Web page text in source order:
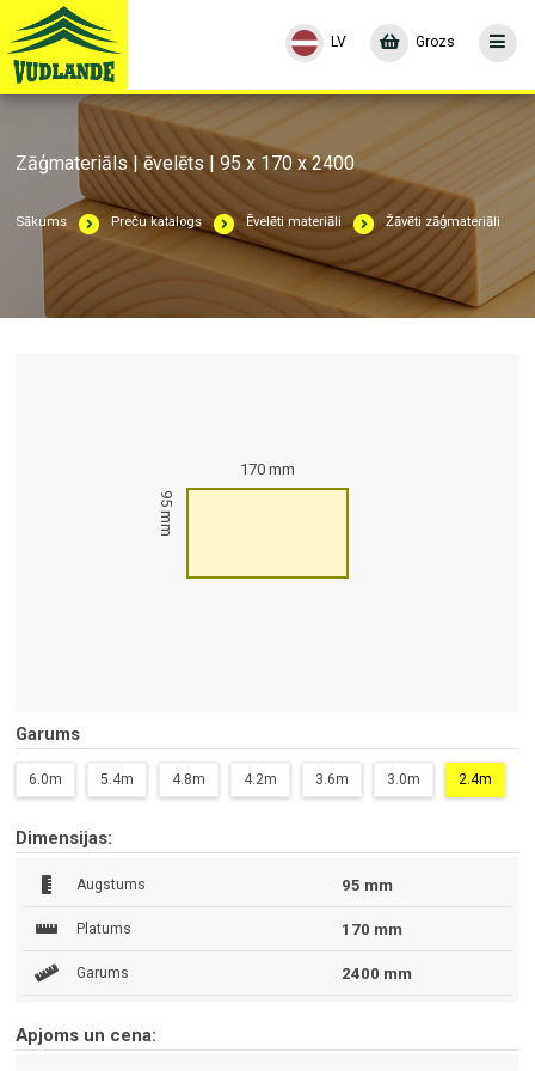
Grozs
LV
Zāģmateriāls | ēvelēts | 95 x 170 x 2400
Sākums Preču katalogs Ēvelēti materiāli Žāvēti zāģmateriāli
170 mm
95 mm
Garums
6.0m 5.4m 4.8m 4.2m 3.6m 3.0m 2.4m
Dimensijas:
Augstums 95 mm
Platums 170 mm
Garums 2400 mm
Apjoms un cena: